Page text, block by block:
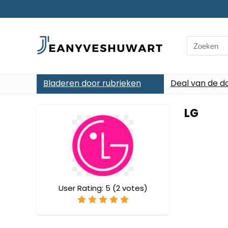
Search
for:
Bladeren door rubrieken Deal van de
LG
User Rating: 5 (2votes)